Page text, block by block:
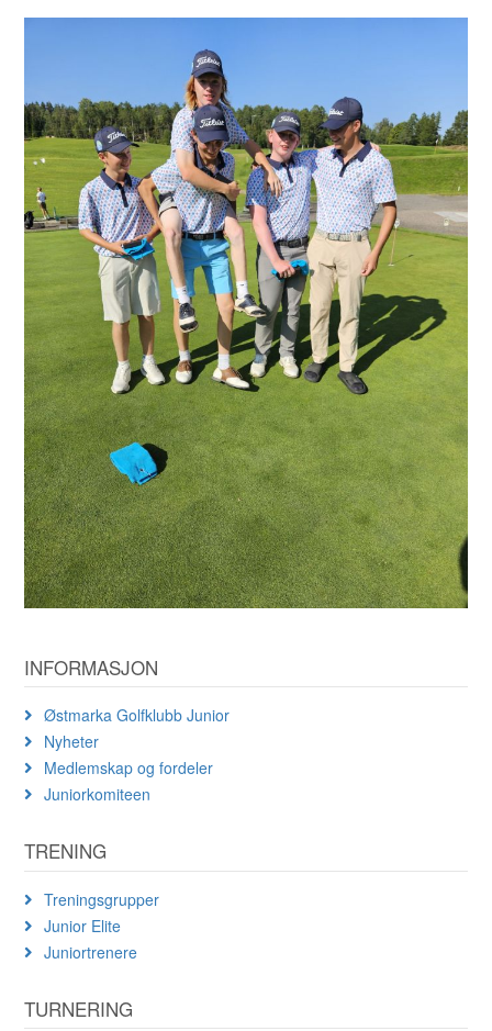
INFORMASJON
Østmarka Golfklubb Junior
Nyheter
Medlemskap og fordeler
Juniorkomiteen
TRENING
Treningsgrupper
Junior Elite
Juniortrenere
TURNERING